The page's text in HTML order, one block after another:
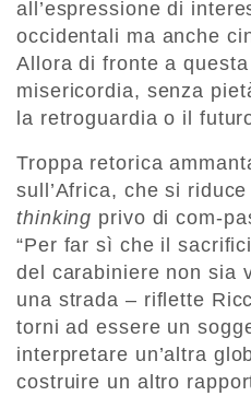
all’espressione di
occidentali ma anche
Allora di fronte a
misericordia, senza
la retroguardia o il
Troppa retorica
sull’Africa, che si
thinking privo di com-
“Per far sì che il
del carabiniere non sia
una strada – riflette
torni ad essere un
interpretare un’altra
costruire un altro